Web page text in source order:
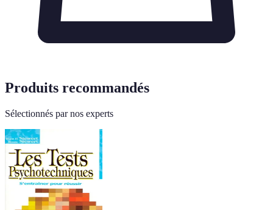
Produits recommandés
Sélectionnés par nos experts